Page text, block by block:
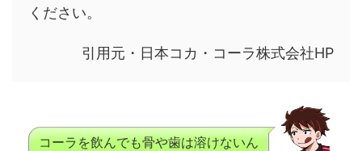
ください。
引用元・日本コカ・コーラ株式会社HP
コーラを飲んでも骨や歯は溶けないん